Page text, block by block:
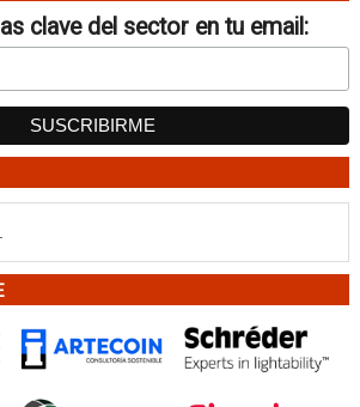
clave del sector en tu email: